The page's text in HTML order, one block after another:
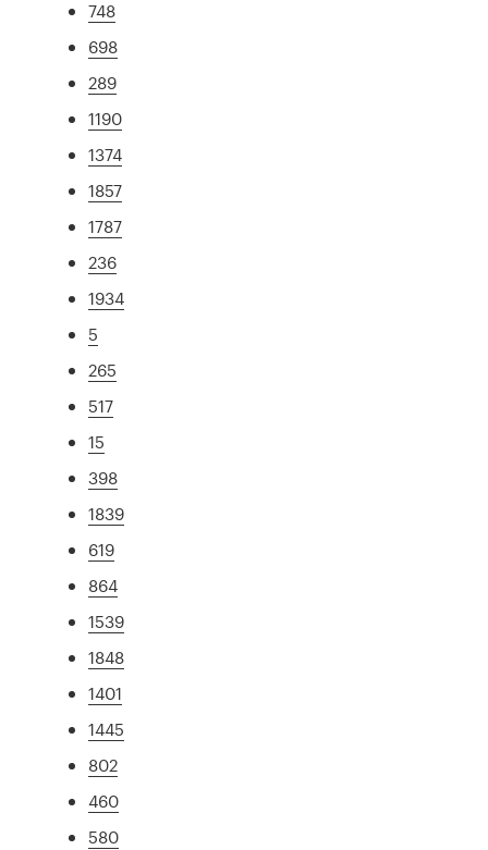
748
698
289
1190
1374
1857
1787
236
1934
5
265
517
15
398
1839
619
864
1539
1848
1401
1445
802
460
580